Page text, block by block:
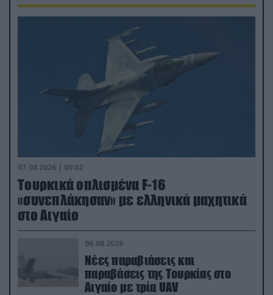
07.08.2026 | 00:02
Τουρκικά οπλισμένα F-16
«συνεπλάκησαν» με ελληνικά μαχητικά
στο Αιγαίο
06.08.2026
Νέες παραβιάσεις και
παραβάσεις της Τουρκίας στο
Αιγαίο με τρία UAV